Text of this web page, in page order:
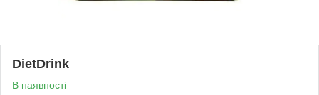
DietDrink
В наявності